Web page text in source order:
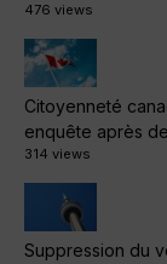
476 views
Citoyenneté
enquête après
314 views
Suppression du